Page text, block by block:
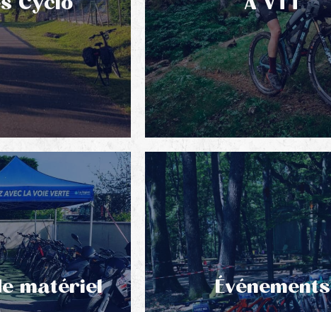
matériel Événements